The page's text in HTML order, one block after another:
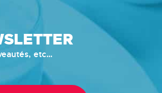
etc…